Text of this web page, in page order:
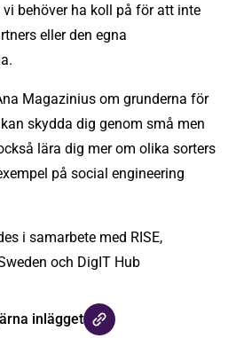
behöver ha koll på för att inte
eller den egna
Magazinius om grunderna för
skydda dig genom små men
lära dig mer om olika sorters
på social engineering
i samarbete med RISE,
och DigIT Hub
inlägget